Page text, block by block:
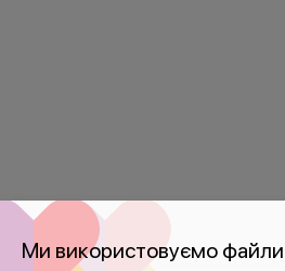
Ми використовуємо файли